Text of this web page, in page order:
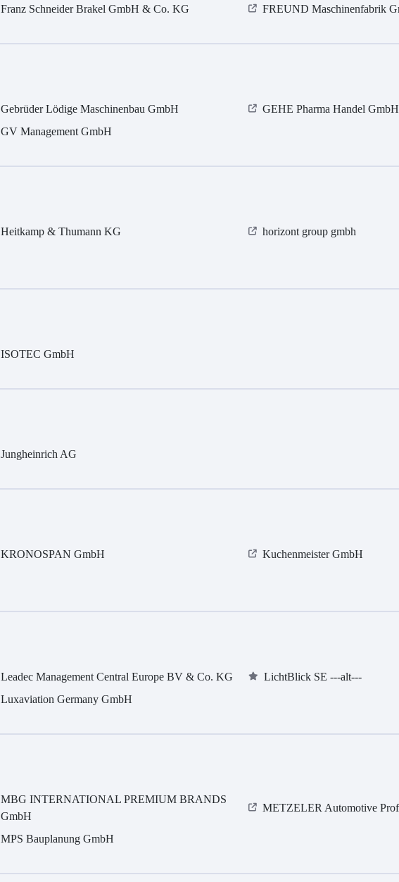
Franz Schneider Brakel GmbH & Co. KG FREUND Maschinenfabrik
Gebrüder Lödige Maschinenbau GmbH
GEHE Pharma Handel GmbH
GV Management GmbH
Heitkamp & Thumann KG
horizont group gmbh
ISOTEC GmbH
Jungheinrich AG
KRONOSPAN GmbH
Kuchenmeister GmbH
Leadec Management Central Europe BV & Co. KG
LichtBlick SE ---alt---
Luxaviation Germany GmbH
MBG INTERNATIONAL PREMIUM BRANDS
GmbH
METZELER Automotive
MPS Bauplanung GmbH